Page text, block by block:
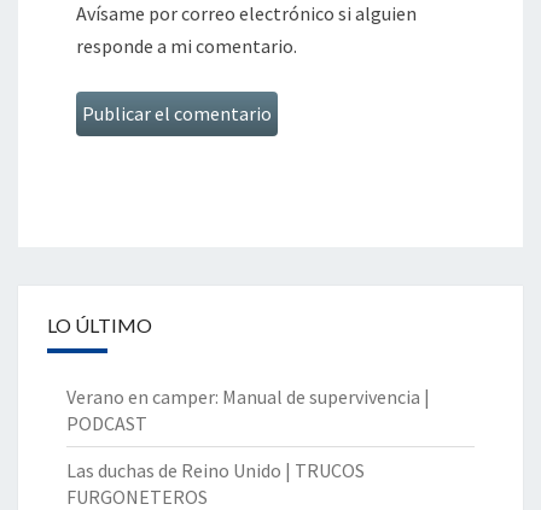
Avísame por correo electrónico si alguien
responde a mi comentario.
LO ÚLTIMO
Verano en camper: Manual de supervivencia |
PODCAST
Las duchas de Reino Unido | TRUCOS
FURGONETEROS